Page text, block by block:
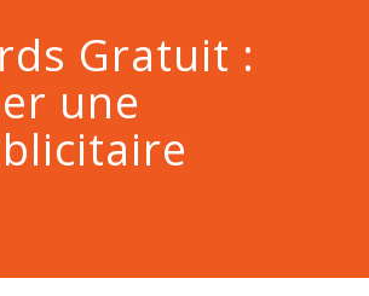
Gratuit :
une